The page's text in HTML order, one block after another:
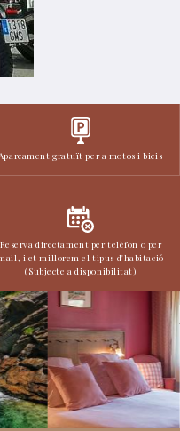
gratuït per a motos i bicis
Reserva directament per telèfon o per
i et millorem el tipus d'habitació
(Subjecte a disponibilitat)